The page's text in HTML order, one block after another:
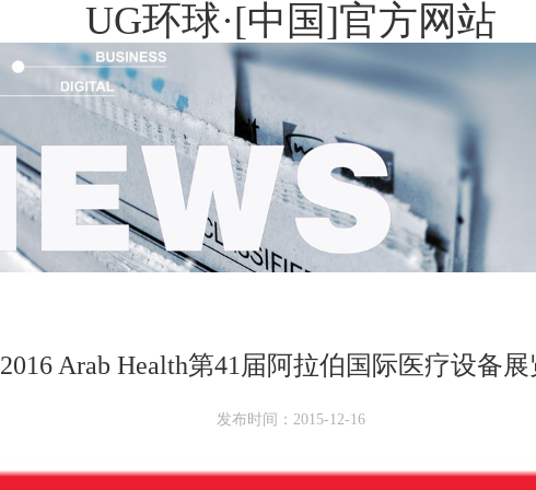
UG环球·[中国]官方网站
2016 Arab Health第41届阿拉伯国际医疗设备
发布时间：2015-12-16